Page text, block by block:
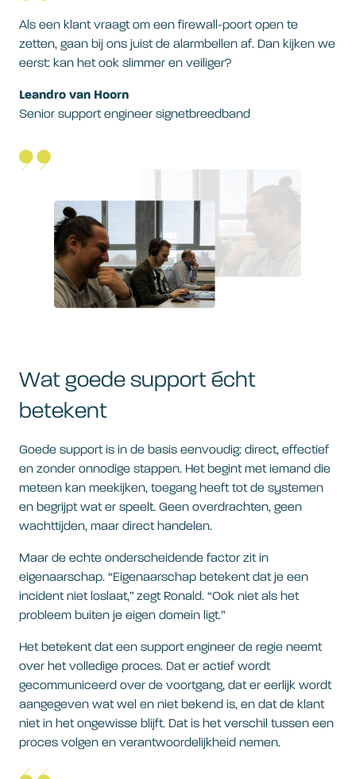
Als een klant vraagt om een firewall-poort open te
zetten, gaan bij ons juist de alarmbellen af. Dan kijken we
eerst: kan het ook slimmer en veiliger?
Leandro van Hoorn
Senior support engineer signetbreedband
Wat goede support écht
betekent
Goede support is in de basis eenvoudig: direct, effectief
en zonder onnodige stappen. Het begint met iemand die
meteen kan meekijken, toegang heeft tot de systemen
en begrijpt wat er speelt. Geen overdrachten, geen
wachttijden, maar direct handelen.
Maar de echte onderscheidende factor zit in
eigenaarschap. “Eigenaarschap betekent dat je een
incident niet loslaat,” zegt Ronald. “Ook niet als het
probleem buiten je eigen domein ligt.”
Het betekent dat een support engineer de regie neemt
over het volledige proces. Dat er actief wordt
gecommuniceerd over de voortgang, dat er eerlijk wordt
aangegeven wat wel en niet bekend is, en dat de klant
niet in het ongewisse blijft. Dat is het verschil tussen een
proces volgen en verantwoordelijkheid nemen.